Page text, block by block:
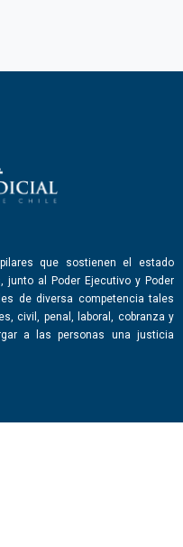
que sostienen el estado
al Poder Ejecutivo y Poder
de diversa competencia tales
civil, penal, laboral, cobranza y
a las personas una justicia